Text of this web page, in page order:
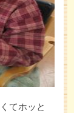
てホッと